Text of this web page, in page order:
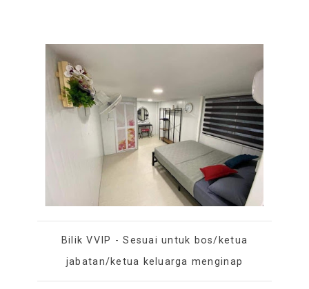
Bilik VVIP - Sesuai untuk bos/ketua
jabatan/ketua keluarga menginap